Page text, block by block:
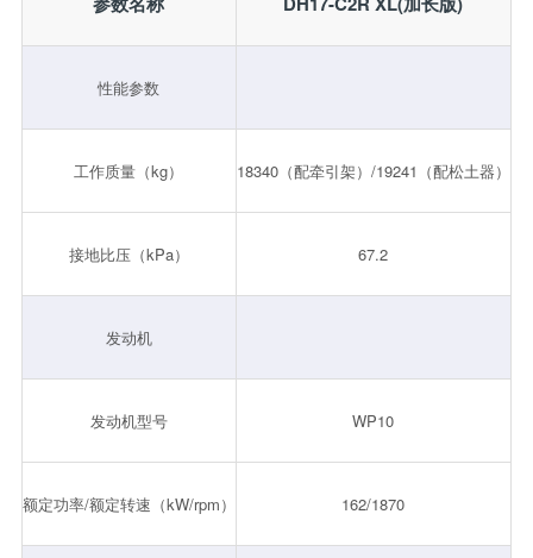
性能参数
工作质量（kg） 18340（配牵引架）/19241（配松土器）
接地比压（kPa） 67.2
发动机
发动机型号 WP10
额定功率/额定转速（kW/rpm） 162/1870